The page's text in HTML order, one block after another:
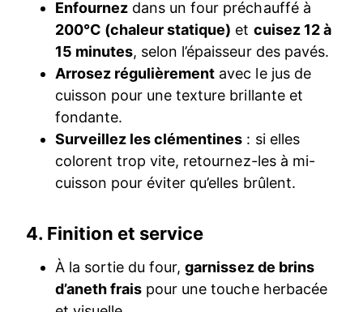
Enfournez dans un four préchauffé à
200°C (chaleur statique) et cuisez 12 à
15 minutes, selon l’épaisseur des pavés.
Arrosez régulièrement avec le jus de
cuisson pour une texture brillante et
fondante.
Surveillez les clémentines : si elles
colorent trop vite, retournez-les à mi-
cuisson pour éviter qu’elles brûlent.
4. Finition et service
À la sortie du four,garnissez de brins
d’aneth frais pour une touche herbacée